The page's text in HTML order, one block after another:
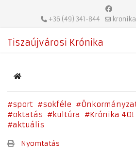
+36 (49) 341-844
Tiszaújvárosi Krónika
Home
sport sokféle
oktatás
kultúra Krónika 40!
aktuális
Nyomtatás